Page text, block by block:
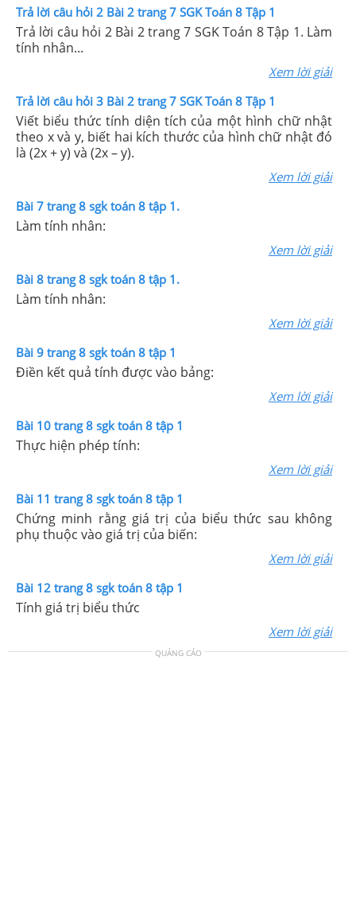
Trả lời câu hỏi 2 Bài 2 trang 7 SGK Toán 8 Tập 1
Trả lời câu hỏi 2 Bài 2 trang 7 SGK Toán 8 Tập 1. Làm
tính nhân...
Xem lời giải
Trả lời câu hỏi 3 Bài 2 trang 7 SGK Toán 8 Tập 1
Viết biểu thức tính diện tích của một hình chữ nhật
theo x và y, biết hai kích thước của hình chữ nhật đó
là (2x + y) và (2x – y).
Xem lời giải
Bài 7 trang 8 sgk toán 8 tập 1.
Làm tính nhân:
Xem lời giải
Bài 8 trang 8 sgk toán 8 tập 1.
Làm tính nhân:
Xem lời giải
Bài 9 trang 8 sgk toán 8 tập 1
Điền kết quả tính được vào bảng:
Xem lời giải
Bài 10 trang 8 sgk toán 8 tập 1
Thực hiện phép tính:
Xem lời giải
Bài 11 trang 8 sgk toán 8 tập 1
Chứng minh rằng giá trị của biểu thức sau không
phụ thuộc vào giá trị của biến:
Xem lời giải
Bài 12 trang 8 sgk toán 8 tập 1
Tính giá trị biểu thức
Xem lời giải
QUẢNG CÁO